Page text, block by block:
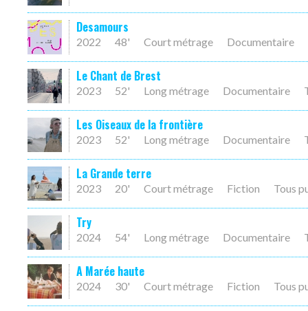
Desamours
2022 48' Court métrage Documentaire
Le Chant de Brest
2023 52' Long métrage Documentaire
Les Oiseaux de la frontière
2023 52' Long métrage Documentaire
La Grande terre
2023 20' Court métrage Fiction Tous
Try
2024 54' Long métrage Documentaire
A Marée haute
2024 30' Court métrage Fiction Tous